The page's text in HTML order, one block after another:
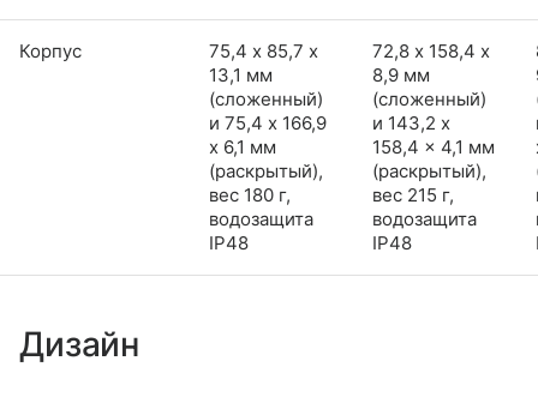
Корпус
75,4 х 85,7 х
13,1 мм
(сложенный)
и 75,4 x 166,9
x 6,1 мм
(раскрытый),
вес 180 г,
водозащита
IP48
72,8 х 158,4 х
8,9 мм
(сложенный)
и 143,2 x
158,4 x 4,1 мм
(раскрытый),
вес 215 г,
водозащита
IP48
Дизайн